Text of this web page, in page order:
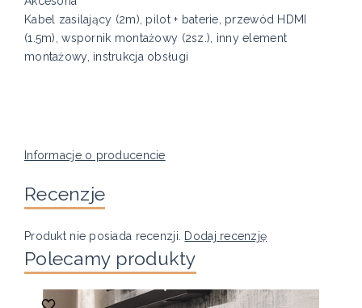
Kabel zasilający (2m), pilot + baterie, przewód HDMI
(1.5m), wspornik montażowy (2sz.), inny element
montażowy, instrukcja obsługi
Informacje o producencie
Recenzje
Produkt nie posiada recenzji. Dodaj recenzję
Polecamy produkty